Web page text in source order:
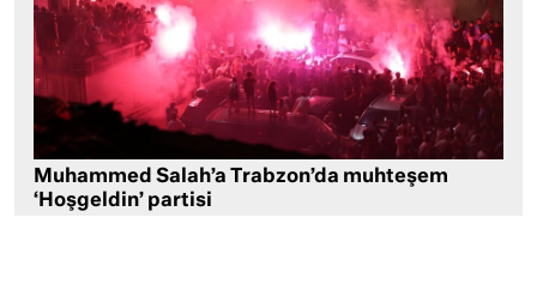
Muhammed Salah’a Trabzon’da muhteşem
‘Hoşgeldin’ partisi